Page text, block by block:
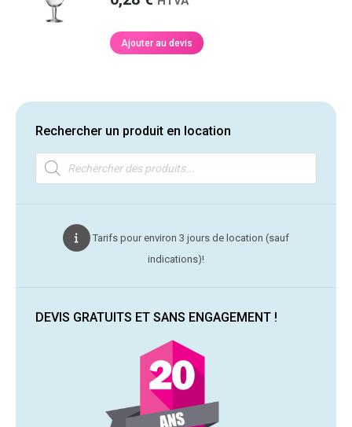
Ajouter au devis
Rechercher un produit en location
Recherche
de
produits
Tarifs pour environ 3 jours de location (sauf
indications)!
DEVIS GRATUITS ET SANS ENGAGEMENT !